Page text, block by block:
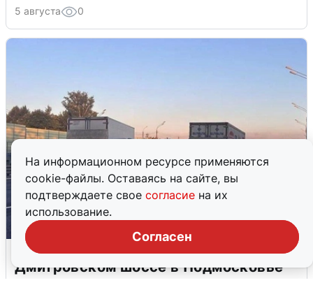
На информационном ресурсе применяются
cookie-файлы. Оставаясь на сайте, вы
подтверждаете свое согласие на их
использование.
Согласен
5 августа 0
Пять машин столкнулись на
Дмитровском шоссе в Подмосковье